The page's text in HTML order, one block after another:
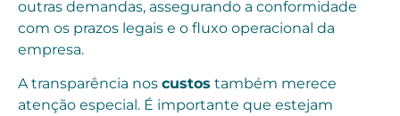
outras demandas, assegurando a conformidade
com os prazos legais e o fluxo operacional da
empresa.
A transparência nos custos também merece
atenção especial. É importante que estejam